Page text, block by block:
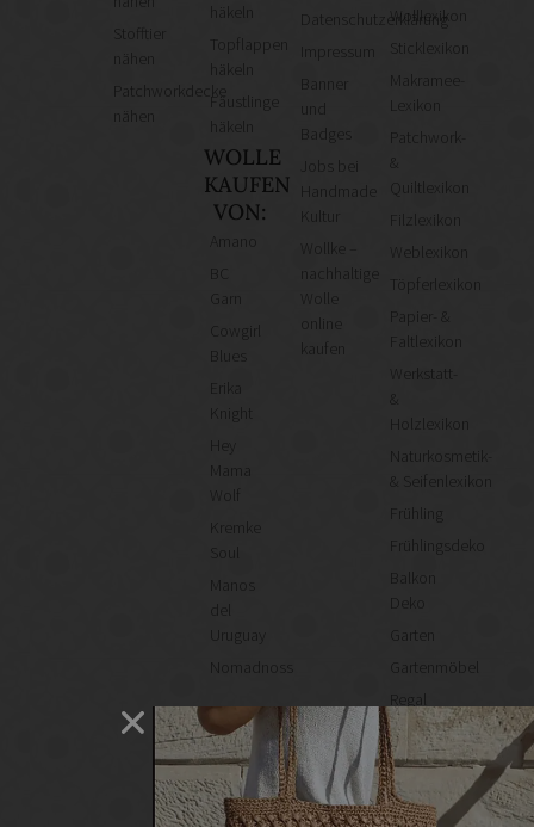
Stofftier
Patchworkdecke
häkeln
Topflappen
häkeln
Fäustlinge
häkeln
WOLLE
KAUFEN
VON:
Cowgirl
Knight
Mama
Wolf
Kremke
Manos
Uruguay
Nomadnoss
Datenschutzerklärung
Kultur
Wollke –
nachhaltige
kaufen
Wolllexikon
Sticklexikon
Makramee-
Lexikon
Patchwork-
&
Quiltlexikon
Filzlexikon
Weblexikon
Töpferlexikon
Papier- &
Faltlexikon
Werkstatt-
&
Holzlexikon
Naturkosmetik-
& Seifenlexikon
Frühling
Frühlingsdeko
Deko
Garten
Gartenmöbel
Regal
selber
machen
Heimwerken
Renovieren